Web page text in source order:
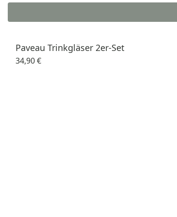
Paveau Trinkgläser 2er-Set
34,90 €